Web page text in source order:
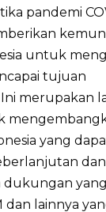
pandemi
untuk
tujuan
merupakan
yang
dukungan
dan lainnya